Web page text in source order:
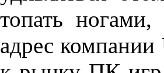
топать ногами,
адрес компании